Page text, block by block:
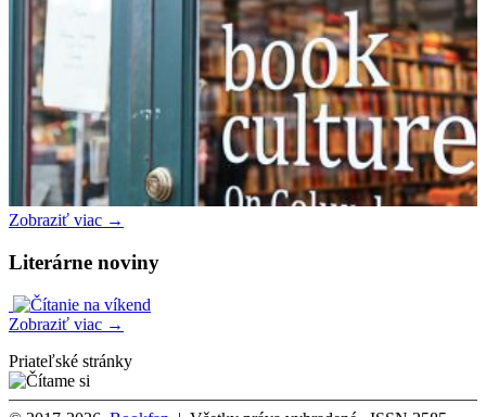
Zobraziť viac →
Literárne noviny
Zobraziť viac →
Priateľské stránky